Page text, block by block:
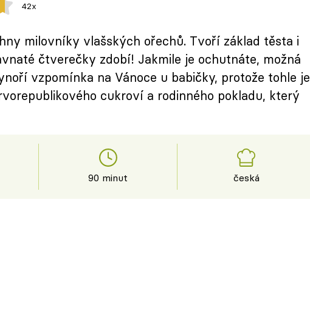
42x
milovníky vlašských ořechů. Tvoří základ těsta i
čtverečky zdobí! Jakmile je ochutnáte, možná
vzpomínka na Vánoce u babičky, protože tohle je
cukroví a rodinného pokladu, který
90 minut česká